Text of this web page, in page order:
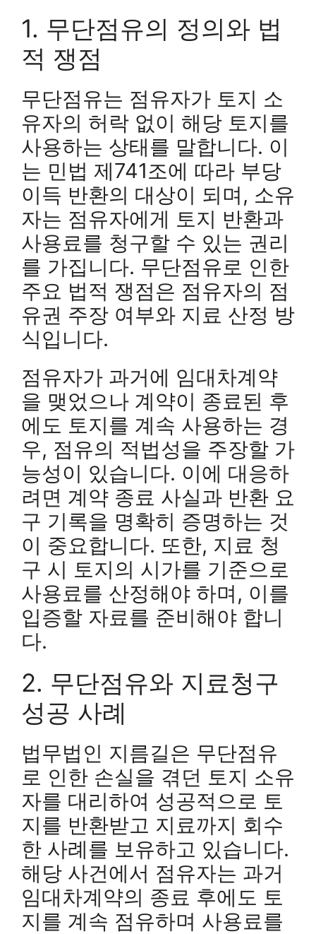
1. 무단점유의 정의와 법
적 쟁점
무단점유는 점유자가 토지 소
유자의 허락 없이 해당 토지를
사용하는 상태를 말합니다. 이
는 민법 제741조에 따라 부당
이득 반환의 대상이 되며, 소유
자는 점유자에게 토지 반환과
사용료를 청구할 수 있는 권리
를 가집니다. 무단점유로 인한
주요 법적 쟁점은 점유자의 점
유권 주장 여부와 지료 산정 방
식입니다.
점유자가 과거에 임대차계약
을 맺었으나 계약이 종료된 후
에도 토지를 계속 사용하는 경
우, 점유의 적법성을 주장할 가
능성이 있습니다. 이에 대응하
려면 계약 종료 사실과 반환 요
구 기록을 명확히 증명하는 것
이 중요합니다. 또한, 지료 청
구 시 토지의 시가를 기준으로
사용료를 산정해야 하며, 이를
입증할 자료를 준비해야 합니
다.
2. 무단점유와 지료청구
성공 사례
법무법인 지름길은 무단점유
로 인한 손실을 겪던 토지 소유
자를 대리하여 성공적으로 토
지를 반환받고 지료까지 회수
한 사례를 보유하고 있습니다.
해당 사건에서 점유자는 과거
임대차계약의 종료 후에도 토
지를 계속 점유하며 사용료를